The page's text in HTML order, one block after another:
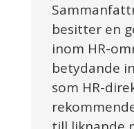
besitter en
inom HR-
betydande
som HR-